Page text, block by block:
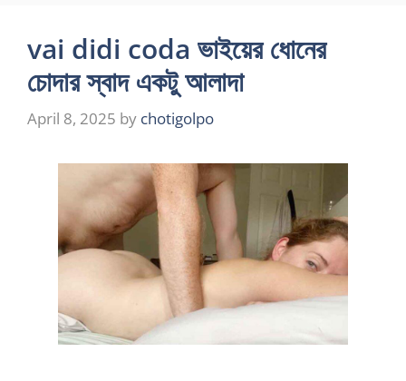
vai didi coda ভাইয়ের ধোনের
চোদার স্বাদ একটু আলাদা
April 8, 2025 by chotigolpo